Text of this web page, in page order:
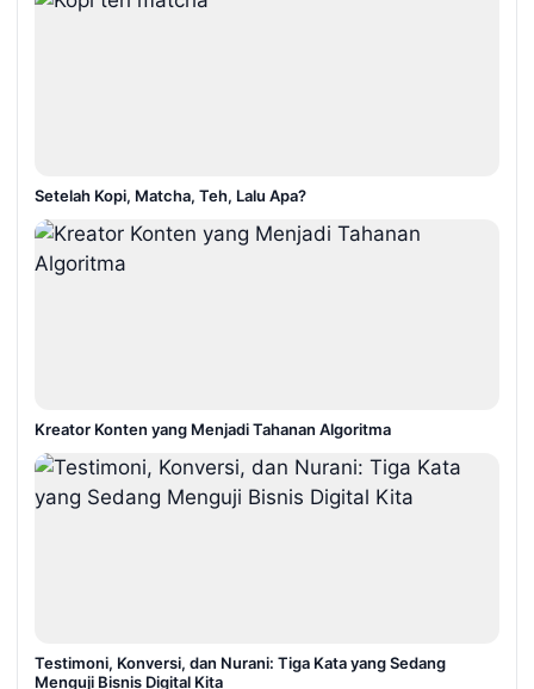
Setelah Kopi, Matcha, Teh, Lalu Apa?
Kreator Konten yang Menjadi Tahanan Algoritma
Testimoni, Konversi, dan Nurani: Tiga Kata yang Sedang
Menguji Bisnis Digital Kita